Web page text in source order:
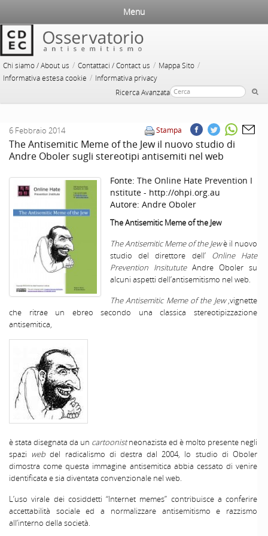
Chi siamo / About us / Contattaci / Contact us / Mappa Sito /
Informativa estesa cookie / Informativa privacy
Ricerca Avanzata
Menu
Stampa
6 Febbraio 2014
The Antisemitic Meme of the Jew il nuovo studio di
Andre Oboler sugli stereotipi antisemiti nel web
Fonte: The Online Hate Prevention I
nstitute - http://ohpi.org.au
Autore: Andre Oboler
The Antisemitic Meme of the Jew
The Antisemitic Meme of the Jewè il nuovo
studio del direttore dell’ Online Hate
Prevention InsitututeAndre Oboler su
alcuni aspetti dell’antisemitismo nel web.
The Antisemitic Meme of the Jew,vignette
che ritrae un ebreo secondo una classica stereotipizzazione
antisemitica,
è stata disegnata da un cartoonistneonazista ed è molto presente negli
spazi web del radicalismo di destra dal 2004, lo studio di Oboler
dimostra come questa immagine antisemitica abbia cessato di venire
identificata e sia diventata convenzionale nel web.
L’uso virale dei cosiddetti “Internet memes” contribuisce a conferire
accettabilità sociale ed a normalizzare antisemitismo e razzismo
all’interno della società.